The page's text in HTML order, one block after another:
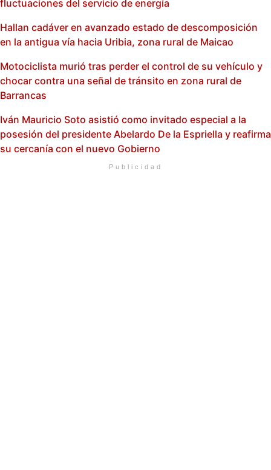
fluctuaciones del servicio de energía
Hallan cadáver en avanzado estado de descomposición
en la antigua vía hacia Uribia, zona rural de Maicao
Motociclista murió tras perder el control de su vehículo y
chocar contra una señal de tránsito en zona rural de
Barrancas
Iván Mauricio Soto asistió como invitado especial a la
posesión del presidente Abelardo De la Espriella y reafirma
su cercanía con el nuevo Gobierno
Publicidad